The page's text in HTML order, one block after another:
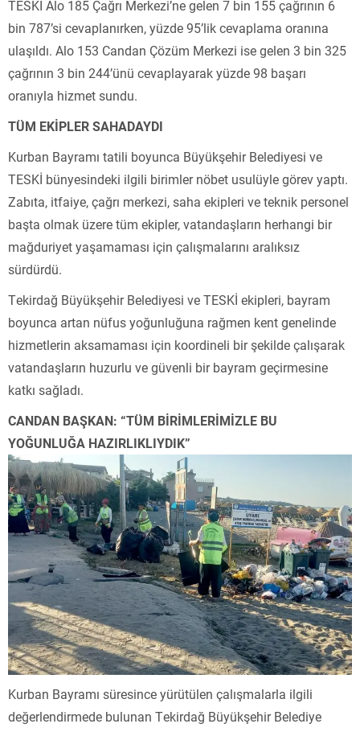
TESKİ Alo 185 Çağrı Merkezi’ne gelen 7 bin 155 çağrının 6
bin 787’si cevaplanırken, yüzde 95’lik cevaplama oranına
ulaşıldı. Alo 153 Candan Çözüm Merkezi ise gelen 3 bin 325
çağrının 3 bin 244’ünü cevaplayarak yüzde 98 başarı
oranıyla hizmet sundu.
TÜM EKİPLER SAHADAYDI
Kurban Bayramı tatili boyunca Büyükşehir Belediyesi ve
TESKİ bünyesindeki ilgili birimler nöbet usulüyle görev yaptı.
Zabıta, itfaiye, çağrı merkezi, saha ekipleri ve teknik personel
başta olmak üzere tüm ekipler, vatandaşların herhangi bir
mağduriyet yaşamaması için çalışmalarını aralıksız
sürdürdü.
Tekirdağ Büyükşehir Belediyesi ve TESKİ ekipleri, bayram
boyunca artan nüfus yoğunluğuna rağmen kent genelinde
hizmetlerin aksamaması için koordineli bir şekilde çalışarak
vatandaşların huzurlu ve güvenli bir bayram geçirmesine
katkı sağladı.
CANDAN BAŞKAN: “TÜM BİRİMLERİMİZLE BU
YOĞUNLUĞA HAZIRLIKLIYDIK”
Kurban Bayramı süresince yürütülen çalışmalarla ilgili
değerlendirmede bulunan Tekirdağ Büyükşehir Belediye